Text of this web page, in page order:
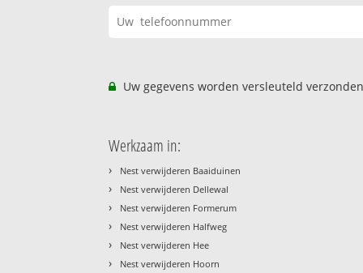
Uw gegevens worden versleuteld
Werkzaam in:
› Nest verwijderen Baaiduinen
› Nest verwijderen Dellewal
› Nest verwijderen Formerum
› Nest verwijderen Halfweg
› Nest verwijderen Hee
› Nest verwijderen Hoorn